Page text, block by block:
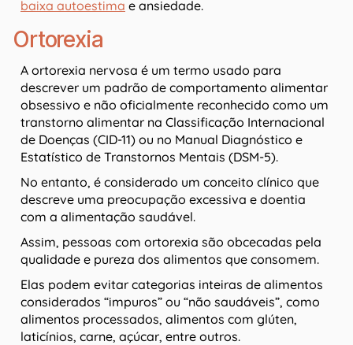
baixa autoestima e ansiedade.
Ortorexia
A ortorexia nervosa é um termo usado para
descrever um padrão de comportamento alimentar
obsessivo e não oficialmente reconhecido como um
transtorno alimentar na Classificação Internacional
de Doenças (CID-11) ou no Manual Diagnóstico e
Estatístico de Transtornos Mentais (DSM-5).
No entanto, é considerado um conceito clínico que
descreve uma preocupação excessiva e doentia
com a alimentação saudável.
Assim, pessoas com ortorexia são obcecadas pela
qualidade e pureza dos alimentos que consomem.
Elas podem evitar categorias inteiras de alimentos
considerados “impuros” ou “não saudáveis”, como
alimentos processados, alimentos com glúten,
laticínios, carne, açúcar, entre outros.